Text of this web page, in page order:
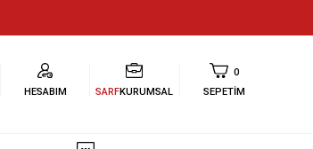
HESABIM SARFKURUMSAL
0
SEPETIM